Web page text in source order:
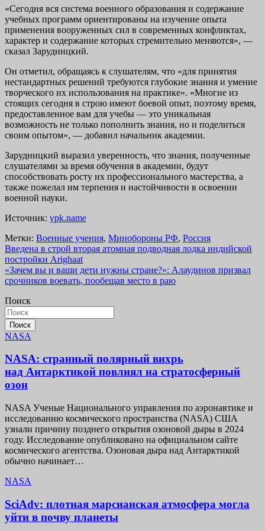
«Сегодня вся система военного образования и содержание
учебных программ ориентированы на изучение опыта
применения вооруженных сил в современных конфликтах,
характер и содержание которых стремительно меняются», —
сказал Зарудницкий.
Он отметил, обращаясь к слушателям, что «для принятия
нестандартных решений требуются глубокие знания и умение
творческого их использования на практике». «Многие из
стоящих сегодня в строю имеют боевой опыт, поэтому время,
предоставленное вам для учебы — это уникальная
возможность не только пополнить знания, но и поделиться
своим опытом», — добавил начальник академии.
Зарудницкий выразил уверенность, что знания, полученные
слушателями за время обучения в академии, будут
способствовать росту их профессионального мастерства, а
также пожелал им терпения и настойчивости в освоении
военной науки.
Источник: vpk.name
Метки: Военные учения, Минoбороны РФ, Россия
Навигация
по
записям
Введена в строй вторая атомная подводная лодка индийской
постройки Arighaat
«Зачем вы и ваши дети нужны стране?»: Алаудинов призвал
срочников воевать, пообещав место в раю
Поиск
Поиск
NASA
NASA: странный полярный вихрь
над Антарктикой повлиял на стратосферный
озон
NASA Ученые Национального управления по аэронавтике и
исследованию космического пространства (NASA) США
узнали причину позднего открытия озоновой дыры в 2024
году. Исследование опубликовано на официальном сайте
космического агентства. Озоновая дыра над Антарктикой
обычно начинает…
NASA
SciAdv: плотная марсианская атмосфера могла
уйти в почву планеты